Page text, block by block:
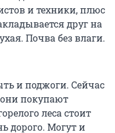
и техники, плюс
друг на
Почва без влаги.
и поджоги. Сейчас
покупают
леса стоит
дорого. Могут и